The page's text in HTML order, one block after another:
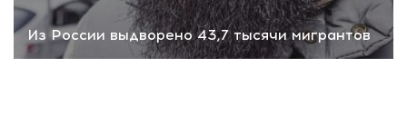
Из России выдворено 43,7 тысячи мигрантов